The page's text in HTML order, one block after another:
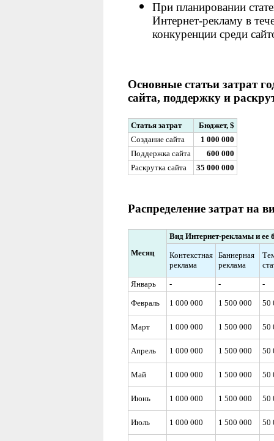
При планировании
Интернет-рекламу в
конкуренции среди
Основные статьи затрат
сайта, поддержку и
Статья затрат Бюджет, $
Создание сайта
1 000 000
Поддержка сайта
600 000
Раскрутка сайта
35 000 000
Распределение затрат на
Месяц
Вид Интернет-рекламы и ее
Контекстная
реклама
Баннерная
реклама
Январь - - -
Февраль 1 000 000 1 500 000 50
Март 1 000 000 1 500 000 50
Апрель 1 000 000 1 500 000 50
Май 1 000 000 1 500 000 50
Июнь 1 000 000 1 500 000 50
Июль 1 000 000 1 500 000 50